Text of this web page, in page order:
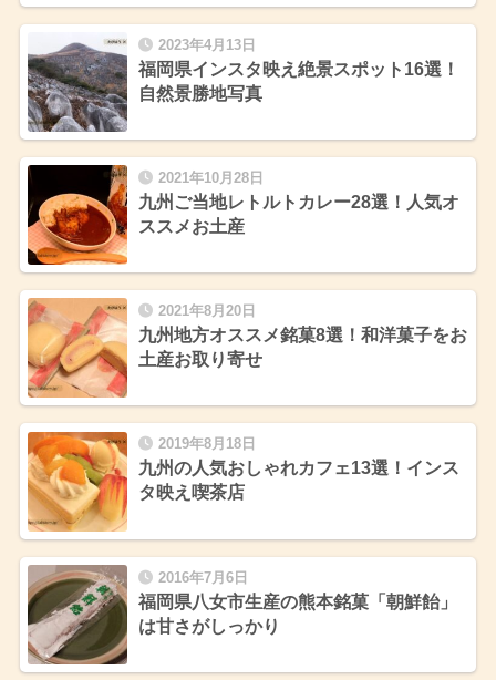
2023年4月13日
福岡県インスタ映え絶景スポット16選！
自然景勝地写真
2021年10月28日
九州ご当地レトルトカレー28選！人気オ
ススメお土産
2021年8月20日
九州地方オススメ銘菓8選！和洋菓子をお
土産お取り寄せ
2019年8月18日
九州の人気おしゃれカフェ13選！インス
タ映え喫茶店
2016年7月6日
福岡県八女市生産の熊本銘菓「朝鮮飴」
は甘さがしっかり